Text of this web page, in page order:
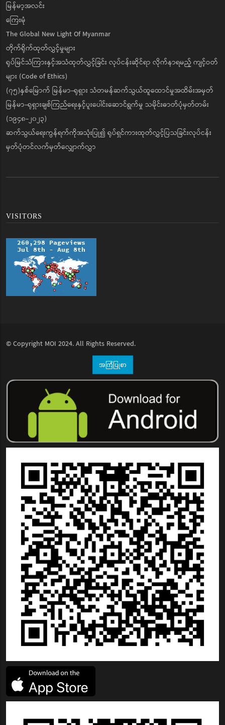
မြန်မာ့အလင်း
ကြေးမုံ
The Global New Light Of Myanmar
တိုက်ရိုက်ထုတ်လွှင့်မှုများ
ရုပ်မြင်သံကြားနှင့်အသံထုတ်လွှင့်ခြင်း လုပ်ငန်းဆိုင်ရာ လိုက်နာရမည့် ကျင့်ဝတ်
များ (Code of Ethics)
(၇၅)နှစ်မြောက် မြန်မာ-ရုရှား သံတမန်ဆက်သွယ်ထူထောင်မှုအထိမ်းအမှတ်
မြန်မာ-ရုရှားချစ်ကြည်ရေးနှင့်ပူးပေါင်းဆောင်ရွက်မှု သမိုင်းဓာတ်ပုံမှတ်တမ်း
(၁၉၄၈-၂၀၂၃)
ဆက်သွယ်ရေးကွန်ရက်ကိုအသုံးပြု၍ ရုပ်ရှင်ကားထုတ်လွှင့်ပြသခြင်းလုပ်ငန်း
မှတ်ပုံတင်လက်မှတ်လျှောက်လွှာ
VISITORS
© Copyright MOI 2024. All Rights Reserved.
အကြံပြုစာ